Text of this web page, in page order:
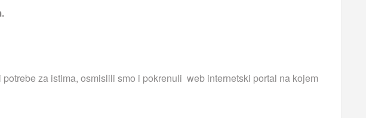
za istima, osmislili smo i pokrenuli web internetski portal na kojem